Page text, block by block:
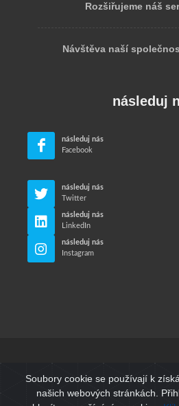
Soubory cookie se používají k
našich webových stránkách.
Rozšiřujeme náš
Návštěva naší
následuj
následuj nás
Facebook
následuj nás
Twitter
následuj nás
LinkedIn
následuj nás
Instagram
© Neri Makina Mühendislik
Všechna práva